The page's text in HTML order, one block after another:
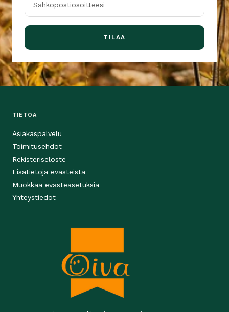
Sähköpostiosoitteesi
TILAA
TIETOA
Asiakaspalvelu
Toimitusehdot
Rekisteriseloste
Lisätietoja evästeistä
Muokkaa evästeasetuksia
Yhteystiedot